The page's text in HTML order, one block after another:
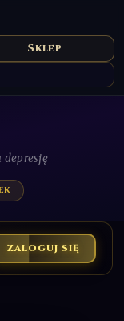
Sklep
depresję
ZALOGUJ SIĘ